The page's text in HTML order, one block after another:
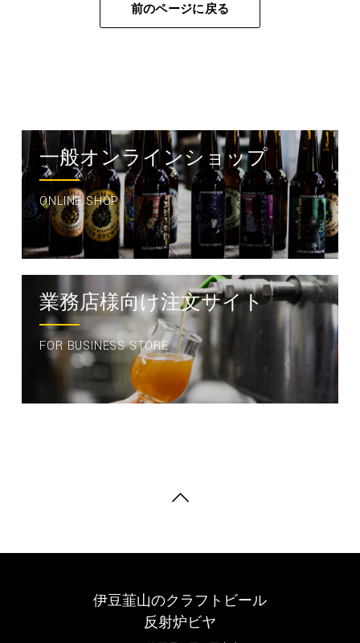
前のページに戻る
一般オンラインショップ
ONLINE SHOP
業務店様向け注文サイト
FOR BUSINESS STORE
伊豆韮山のクラフトビール
反射炉ビヤ